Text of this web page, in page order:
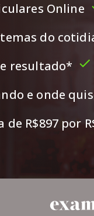
Online
do
resultado*
e onde
de R$897 por